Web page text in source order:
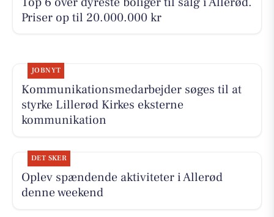
Priser op til 20.000.000 kr
JOBNYT
Kommunikationsmedarbejder søges til at
styrke Lillerød Kirkes eksterne
kommunikation
DET SKER
Oplev spændende aktiviteter i Allerød
denne weekend